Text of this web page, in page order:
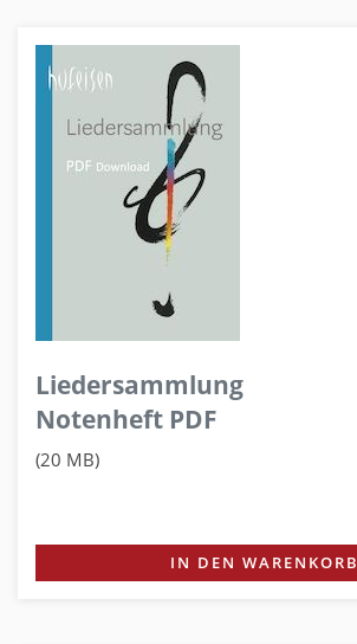
Liedersammlung
Notenheft PDF
(20 MB)
IN DEN WARENKORB